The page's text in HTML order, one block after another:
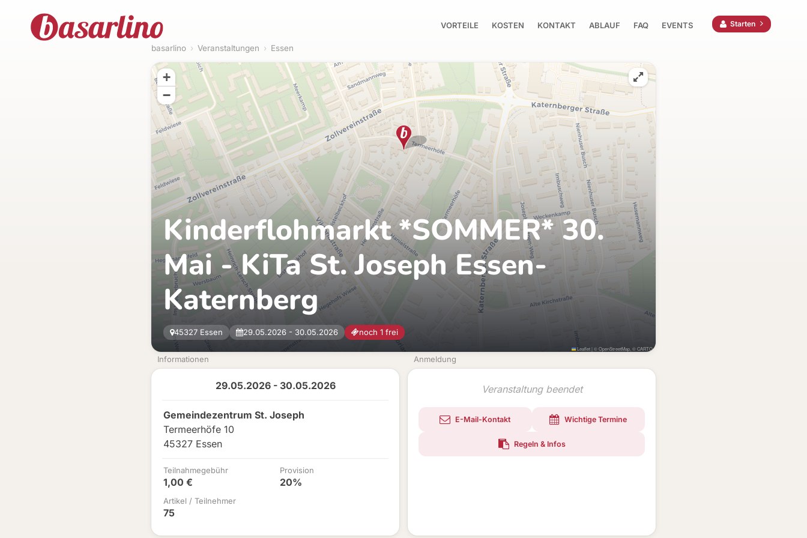
VORTEILE KOSTEN KONTAKT ABLAUF FAQ EVENTS Starten
basarlino › Veranstaltungen › Essen
Informationen Anmeldung
29.05.2026 - 30.05.2026
Gemeindezentrum St. Joseph
Termeerhöfe 10
45327 Essen
Teilnahmegebühr
1,00 €
Provision
20%
Artikel / Teilnehmer
75
Veranstaltung beendet
E-Mail-Kontakt Wichtige Termine
Regeln & Infos
Kinderflohmarkt *SOMMER* 30.
Mai - KiTa St. Joseph Essen-
Katernberg
45327 Essen 29.05.2026 - 30.05.2026 noch 1 frei
+
−
Leaflet|©OpenStreetMap , ©CARTO